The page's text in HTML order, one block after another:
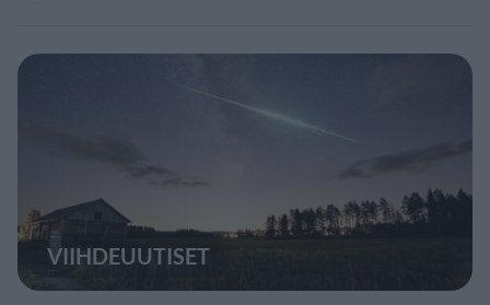
VIIHDEUUTISET